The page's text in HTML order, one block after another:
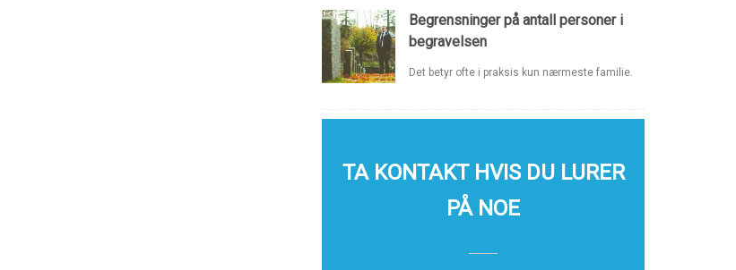
Begrensninger på antall personer i
begravelsen
Det betyr ofte i praksis kun nærmeste familie.
TA KONTAKT HVIS DU LURER
PÅ NOE